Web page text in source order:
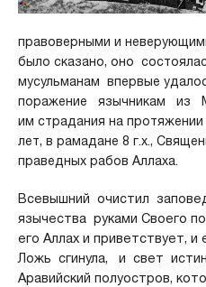
правоверными и
было сказано, оно
мусульманам впервые
поражение язычникам из
им страдания на
лет, в рамадане 8 г.х.,
праведных рабов Аллаха.
Всевышний очистил
язычества руками Своего
его Аллах и приветствует,
Ложь сгинула, и свет
Аравийский полуостров,